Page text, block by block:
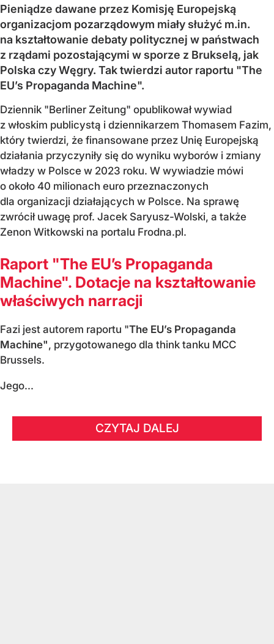
Pieniądze dawane przez Komisję Europejską
organizacjom pozarządowym miały służyć m.in.
na kształtowanie debaty politycznej w państwach
z rządami pozostającymi w sporze z Brukselą, jak
Polska czy Węgry. Tak twierdzi autor raportu "The
EU’s Propaganda Machine".
Dziennik "Berliner Zeitung" opublikował wywiad
z włoskim publicystą i dziennikarzem Thomasem Fazim,
który twierdzi, że finansowane przez Unię Europejską
działania przyczyniły się do wyniku wyborów i zmiany
władzy w Polsce w 2023 roku. W wywiadzie mówi
o około 40 milionach euro przeznaczonych
dla organizacji działających w Polsce. Na sprawę
zwrócił uwagę prof. Jacek Saryusz-Wolski, a także
Zenon Witkowski na portalu Frodna.pl.
Raport "The EU’s Propaganda
Machine". Dotacje na kształtowanie
właściwych narracji
Fazi jest autorem raportu "The EU’s Propaganda
Machine", przygotowanego dla think tanku MCC
Brussels.
Jego...
CZYTAJ DALEJ